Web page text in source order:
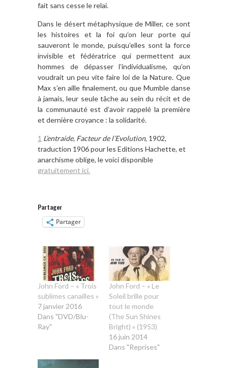
fait sans cesse le relai.
Dans le désert métaphysique de Miller, ce sont
les histoires et la foi qu’on leur porte qui
sauveront le monde, puisqu’elles sont la force
invisible et fédératrice qui permettent aux
hommes de dépasser l’individualisme, qu’on
voudrait un peu vite faire loi de la Nature. Que
Max s’en aille finalement, ou que Mumble danse
à jamais, leur seule tâche au sein du récit et de
la communauté est d’avoir rappelé la première
et dernière croyance : la solidarité.
1 L’entraide, Facteur de l’Evolution, 1902,
traduction 1906 pour les Editions Hachette, et
anarchisme oblige, le voici disponible
gratuitement ici.
Partager
Partager
John Ford – « Trois
sublimes canailles »
7 janvier 2016
Dans "DVD/Blu-
Ray"
John Ford – « Le
Soleil brille pour
tout le monde
(The Sun Shines
Bright) » (1953)
16 juin 2014
Dans "Reprises"